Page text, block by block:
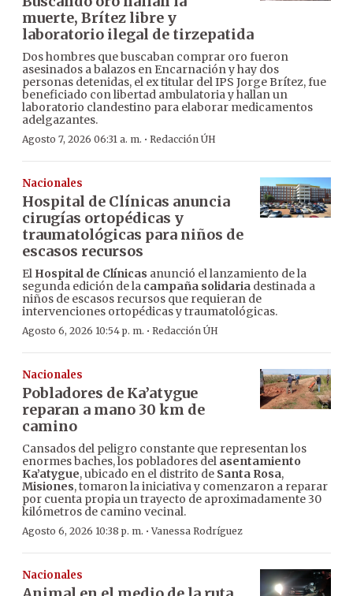
muerte, Brítez libre y
laboratorio ilegal de tirzepatida
Dos hombres que buscaban comprar oro fueron
asesinados a balazos en Encarnación y hay dos
personas detenidas, el ex titular del IPS Jorge Brítez, fue
beneficiado con libertad ambulatoria y hallan un
laboratorio clandestino para elaborar medicamentos
adelgazantes.
Agosto 7, 2026 06:31 a. m. · Redacción ÚH
Nacionales
Hospital de Clínicas anuncia
cirugías ortopédicas y
traumatológicas para niños de
escasos recursos
El Hospital de Clínicas anunció el lanzamiento de la
segunda edición de la campaña solidaria destinada a
niños de escasos recursos que requieran de
intervenciones ortopédicas y traumatológicas.
Agosto 6, 2026 10:54 p. m. · Redacción ÚH
Nacionales
Pobladores de Ka’atygue
reparan a mano 30 km de
camino
Cansados del peligro constante que representan los
enormes baches, los pobladores del asentamiento
Ka’atygue, ubicado en el distrito de Santa Rosa,
Misiones, tomaron la iniciativa y comenzaron a reparar
por cuenta propia un trayecto de aproximadamente 30
kilómetros de camino vecinal.
Agosto 6, 2026 10:38 p. m. ·Vanessa Rodríguez
Nacionales